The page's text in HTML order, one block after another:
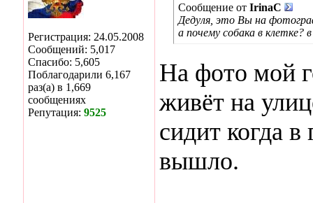
Регистрация: 24.05.2008
Сообщений: 5,017
Спасибо: 5,605
Поблагодарили 6,167
раз(а) в 1,669
сообщениях
Репутация: 9525
Сообщение от IrinaC
Дедуля, это Вы на
а почему собака в клетке?
На фото мой
живёт на
сидит когда
вышло.